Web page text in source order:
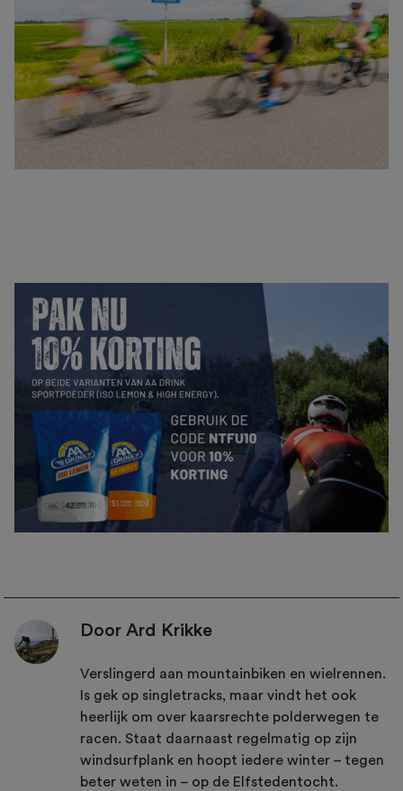
Door Ard Krikke
Verslingerd aan mountainbiken en wielrennen.
Is gek op singletracks, maar vindt het ook
heerlijk om over kaarsrechte polderwegen te
racen. Staat daarnaast regelmatig op zijn
windsurfplank en hoopt iedere winter – tegen
beter weten in – op de Elfstedentocht.